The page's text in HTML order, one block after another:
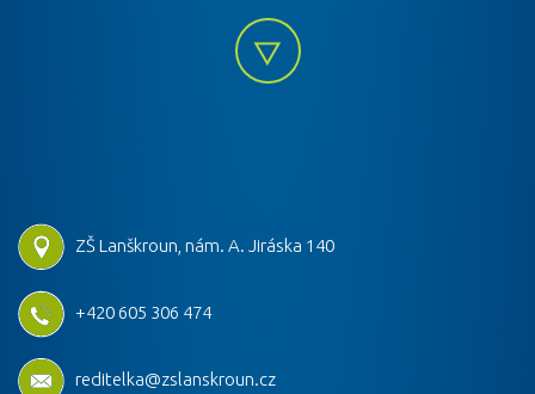
ZŠ Lanškroun, nám. A. Jiráska 140
+420 605 306 474
reditelka@zslanskroun.cz